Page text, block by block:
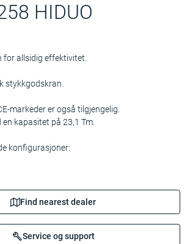
HIDUO
for allsidig effektivitet.
stykkgodskran.
markeder er også tilgjengelig.
kapasitet på 23,1 Tm.
konfigurasjoner:
Find nearest dealer
Service og support